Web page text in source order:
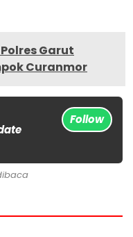
Garut
Curanmor
Follow